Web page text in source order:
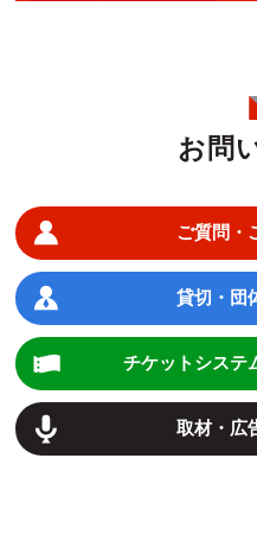
お問
ご質問・
貸切・団
チケットシステ
取材・広